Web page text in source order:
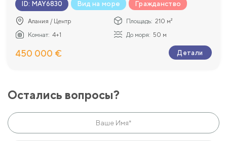
ID: MAY6830 Вид на море Гражданство
Алания / Центр Площадь: 210 м²
Комнат: 4+1 До моря: 50 м
450 000 € Детали
Остались вопросы?